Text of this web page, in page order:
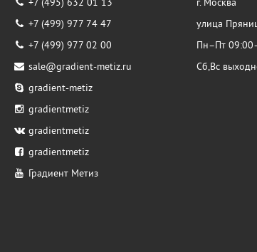
+7 (499) 977 74 47
+7 (499) 977 02 00
sale@gradient-metiz.ru
gradient-metiz
gradientmetiz
gradientmetiz
gradientmetiz
Градиент Метиз
улица
Пн–Пт
Сб,Вс